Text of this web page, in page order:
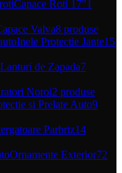
Capace Roti 17"1
Valva8 produse
Inele Protectie Jante15
Lanturi de Zapada7
Noroi2 produse
si Prelate Auto9
Parbriz14
Ornamente Exterior72